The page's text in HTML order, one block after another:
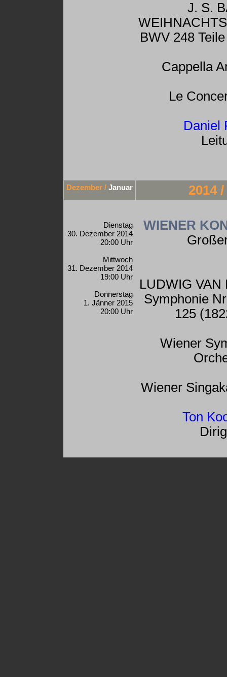
J. S.
BWV 248
Cappella
Le
Daniel
Dezember / Januar 2014 /
Dienstag
30. Dezember 2014
20:00 Uhr
Mittwoch
31. Dezember 2014
19:00 Uhr
Donnerstag
1. Jänner 2015
20:00 Uhr
WIENER
LUDWIG VAN
Symphonie
125
Wiener
Wiener
Ton